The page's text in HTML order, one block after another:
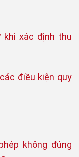
khi xác định thu
điều kiện quy
không đúng